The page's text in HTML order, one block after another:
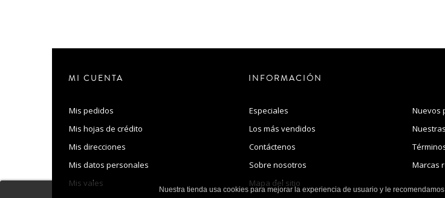
Nuestra tienda usa cookies para mejorar la experiencia de usuario y le
MI CUENTA
Mis pedidos
Mis hojas de crédito
Mis direcciones
Mis datos personales
Mis vales
INFORMACIÓN
Especiales
Nuevos
Los más vendidos
Contáctenos
Sobre nosotros
Marcas
Mapa del sitio